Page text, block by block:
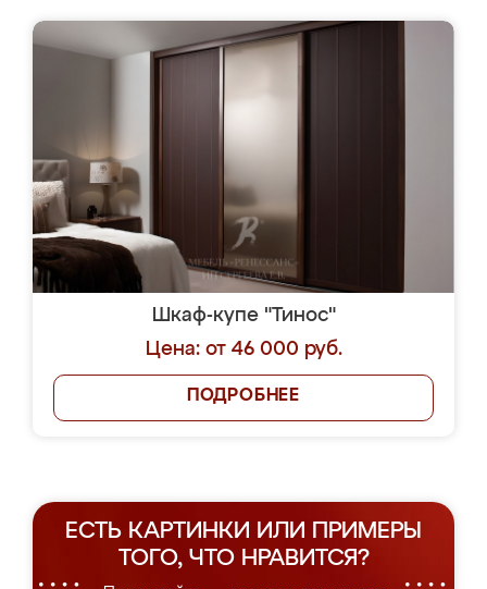
Шкаф-купе "Тинос"
Цена: от 46 000 руб.
ПОДРОБНЕЕ
ЕСТЬ КАРТИНКИ ИЛИ ПРИМЕРЫ
ТОГО, ЧТО НРАВИТСЯ?